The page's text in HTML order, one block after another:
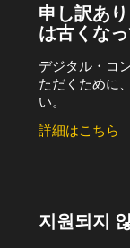
申し訳あ
は古くな
デジタル・コ
ただくために
い。
詳細はこちら
지원되지